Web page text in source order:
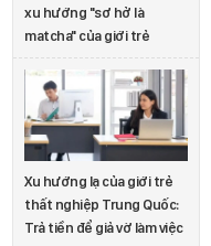
xu hướng "sơ hở là
matcha" của giới trẻ
Xu hướng lạ của giới trẻ
thất nghiệp Trung Quốc:
Trả tiền để giả vờ làm việc